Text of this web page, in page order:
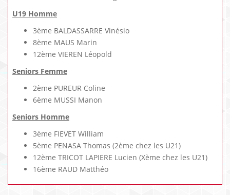
U19 Homme
3ème BALDASSARRE Vinésio
8ème MAUS Marin
12ème VIEREN Léopold
Seniors Femme
2ème PUREUR Coline
6ème MUSSI Manon
Seniors Homme
3ème FIEVET William
5ème PENASA Thomas (2ème chez les U21)
12ème TRICOT LAPIERE Lucien (Xème chez les U21)
16ème RAUD Matthéo